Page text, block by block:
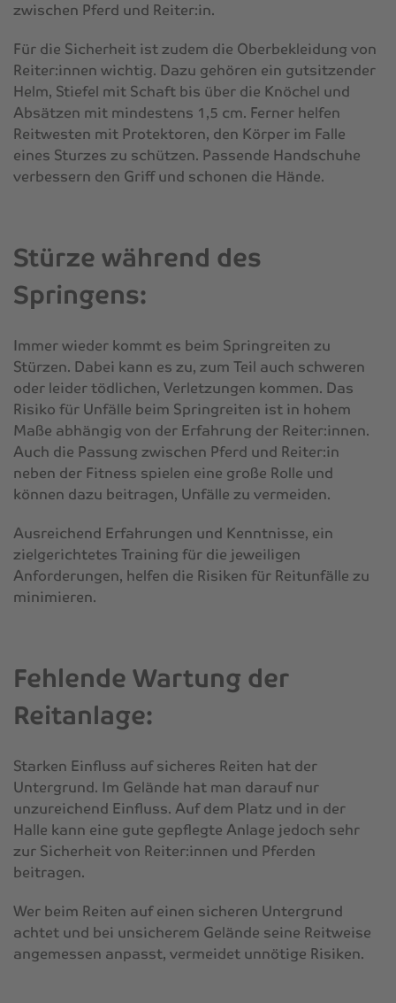
zwischen Pferd und Reiter:in.
Für die Sicherheit ist zudem die Oberbekleidung von
Reiter:innen wichtig. Dazu gehören ein gutsitzender
Helm, Stiefel mit Schaft bis über die Knöchel und
Absätzen mit mindestens 1,5 cm. Ferner helfen
Reitwesten mit Protektoren, den Körper im Falle
eines Sturzes zu schützen. Passende Handschuhe
verbessern den Griff und schonen die Hände.
Stürze während des
Springens:
Immer wieder kommt es beim Springreiten zu
Stürzen. Dabei kann es zu, zum Teil auch schweren
oder leider tödlichen, Verletzungen kommen. Das
Risiko für Unfälle beim Springreiten ist in hohem
Maße abhängig von der Erfahrung der Reiter:innen.
Auch die Passung zwischen Pferd und Reiter:in
neben der Fitness spielen eine große Rolle und
können dazu beitragen, Unfälle zu vermeiden.
Ausreichend Erfahrungen und Kenntnisse, ein
zielgerichtetes Training für die jeweiligen
Anforderungen, helfen die Risiken für Reitunfälle zu
minimieren.
Fehlende Wartung der
Reitanlage:
Starken Einfluss auf sicheres Reiten hat der
Untergrund. Im Gelände hat man darauf nur
unzureichend Einfluss. Auf dem Platz und in der
Halle kann eine gute gepflegte Anlage jedoch sehr
zur Sicherheit von Reiter:innen und Pferden
beitragen.
Wer beim Reiten auf einen sicheren Untergrund
achtet und bei unsicherem Gelände seine Reitweise
angemessen anpasst, vermeidet unnötige Risiken.